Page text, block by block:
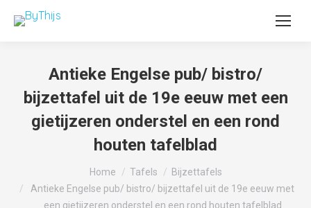
Antieke Engelse pub/ bistro/
bijzettafel uit de 19e eeuw met een
gietijzeren onderstel en een rond
houten tafelblad
Home Tafels
Bijzettafels
Antieke Engelse pub/ bistro/ bijzettafel uit de 19e eeuw met
een gietijzeren onderstel en een rond houten tafelblad